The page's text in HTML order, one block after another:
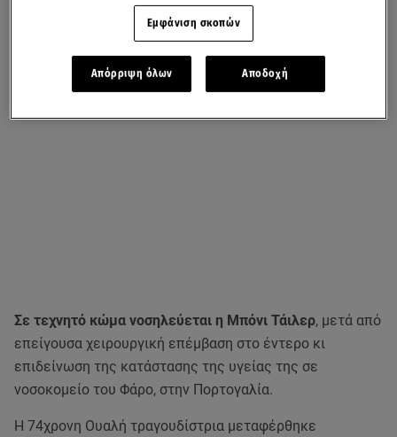
Σε τεχνητό κώμα νοσηλεύεται η Μπόνι Τάιλερ, μετά από
επείγουσα χειρουργική επέμβαση στο έντερο κι
επιδείνωση της κατάστασης της υγείας της σε
νοσοκομείο του Φάρο, στην Πορτογαλία.
Η 74χρονη Ουαλή τραγουδίστρια μεταφέρθηκε
Εμφάνιση σκοπών
Απόρριψη όλων Αποδοχή